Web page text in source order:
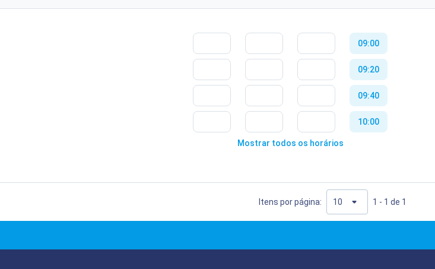
09:00
09:20
09:40
10:00
11:00
11:40
Mostrar todos os horários
Itens por página: 1 - 1 de 1